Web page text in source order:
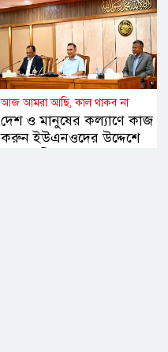
আজ আমরা আছি, কাল থাকব না
দেশ ও মানুষের কল্যাণে কাজ
করুন ইউএনওদের উদ্দেশে